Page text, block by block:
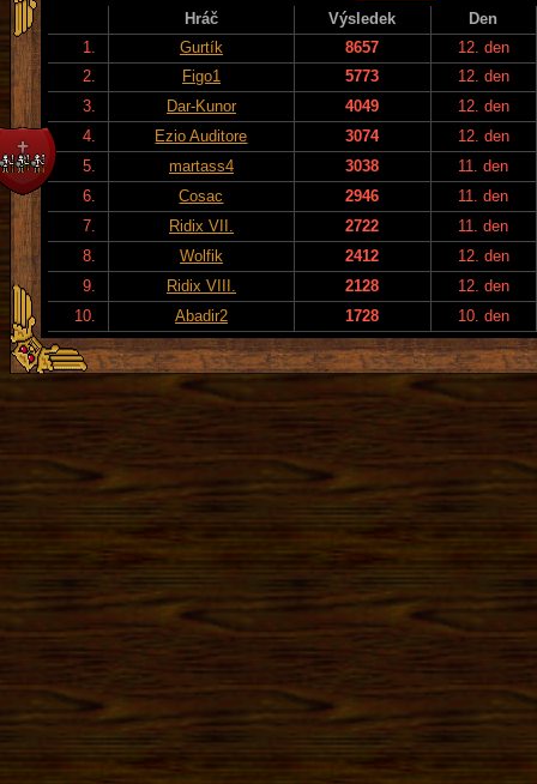
Hráč Výsledek
Den
1.
Gurtík 8657
12. den
2.
Figo1 5773
12. den
3.
Dar-Kunor 4049
12. den
4.
Ezio Auditore 3074
12. den
5.
martass4 3038
11. den
6.
Cosac 2946
11. den
7.
Ridix VII. 2722
11. den
8.
Wolfik 2412
12. den
9.
Ridix VIII. 2128
12. den
10.
Abadir2 1728 10. den